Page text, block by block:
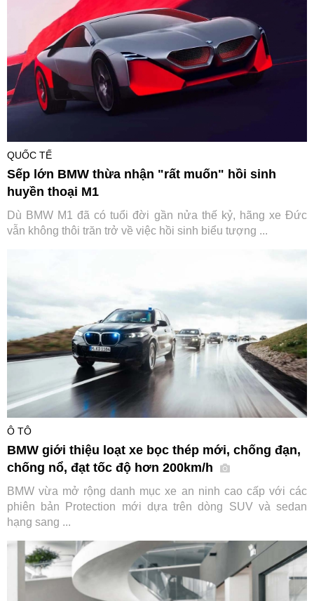
QUỐC TẾ
Sếp lớn BMW thừa nhận "rất muốn" hồi sinh
huyền thoại M1
Dù BMW M1 đã có tuổi đời gần nửa thế kỷ, hãng xe Đức
vẫn không thôi trăn trở về việc hồi sinh biểu tượng ...
Ô TÔ
BMW giới thiệu loạt xe bọc thép mới, chống đạn,
chống nổ, đạt tốc độ hơn 200km/h
BMW vừa mở rộng danh mục xe an ninh cao cấp với các
phiên bản Protection mới dựa trên dòng SUV và sedan
hạng sang ...